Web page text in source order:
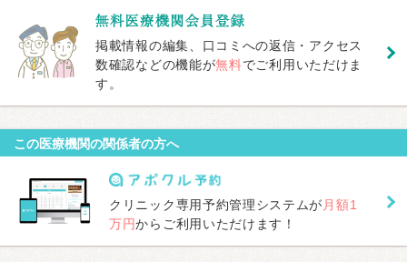
掲載情報の編集、口コミへの返信・アクセス
数確認などの機能が無料でご利用いただけま
す。
この医療機関の関係者の方へ
クリニック専用予約管理システムが 月額1
万円からご利用いただけます！